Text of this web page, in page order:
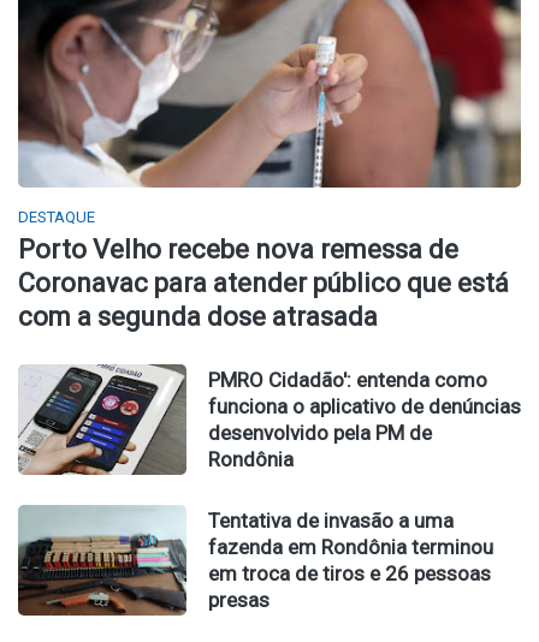
DESTAQUE
Porto Velho recebe nova remessa de
Coronavac para atender público que está
com a segunda dose atrasada
PMRO Cidadão': entenda como
funciona o aplicativo de denúncias
desenvolvido pela PM de
Rondônia
Tentativa de invasão a uma
fazenda em Rondônia terminou
em troca de tiros e 26 pessoas
presas